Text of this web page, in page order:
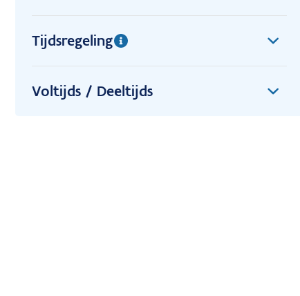
Tijdsregeling
Voltijds / Deeltijds